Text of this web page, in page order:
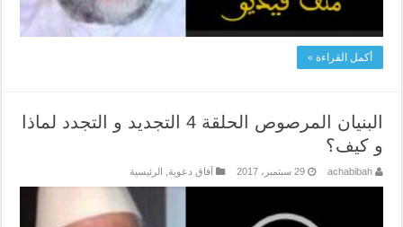
أكمل القراءة »
البنيان المرصوص الحلقة 4 التجديد و التجدد لماذا
و كيف؟
achabibah 29 سبتمبر، 2017 آفاق دعوية الرئيسية